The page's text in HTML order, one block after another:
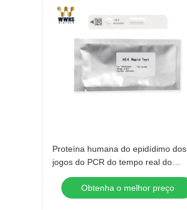
Proteína humana do epidídimo dos
jogos do PCR do tempo real do
marcador do tumor 4 jogos
Obtenha o melhor preço